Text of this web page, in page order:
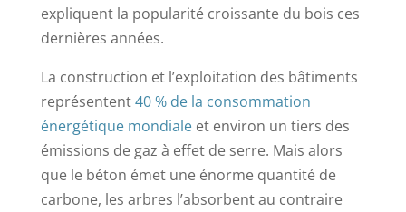
expliquent la popularité croissante du bois ces
dernières années.
La construction et l’exploitation des bâtiments
représentent40 % de la consommation
énergétique mondialeet environ un tiers des
émissions de gaz à effet de serre. Mais alors
que le béton émet une énorme quantité de
carbone, les arbres l’absorbent au contraire